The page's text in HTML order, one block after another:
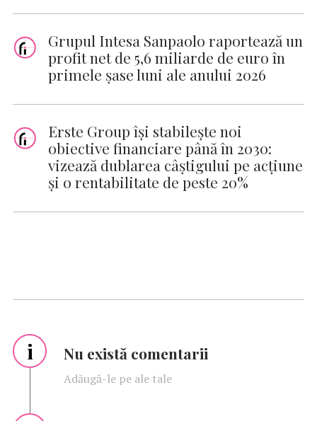
Grupul Intesa Sanpaolo raportează un
profit net de 5,6 miliarde de euro în
primele șase luni ale anului 2026
Erste Group își stabilește noi
obiective financiare până în 2030:
vizează dublarea câștigului pe acțiune
și o rentabilitate de peste 20%
i Nu există comentarii
Adăugă-le pe ale tale